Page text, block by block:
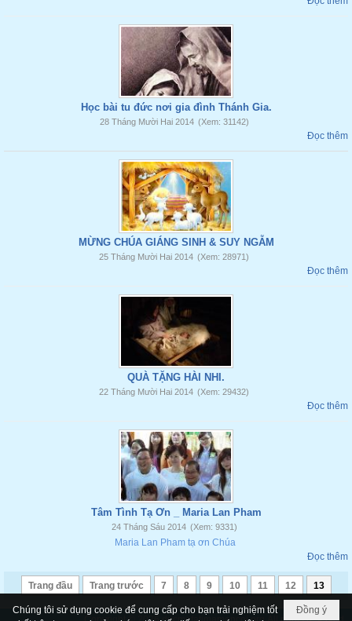
Học bài tu đức nơi gia đình Thánh Gia.
28 Tháng Mười Hai 2014 (Xem: 31142)
Đọc thêm
MỪNG CHÚA GIÁNG SINH & SUY NGẪM
25 Tháng Mười Hai 2014 (Xem: 28971)
Đọc thêm
QUÀ TẶNG HÀI NHI.
22 Tháng Mười Hai 2014 (Xem: 29432)
Đọc thêm
Tâm Tình Tạ Ơn _ Maria Lan Pham
24 Tháng Sáu 2014 (Xem: 9331)
Maria Lan Pham tạ ơn Chúa
Đọc thêm
Trang đầu Trang trước 7 8 9 10 11 12 13
Đồng ý
Chúng tôi sử dụng cookie để cung cấp cho bạn trải nghiệm tốt